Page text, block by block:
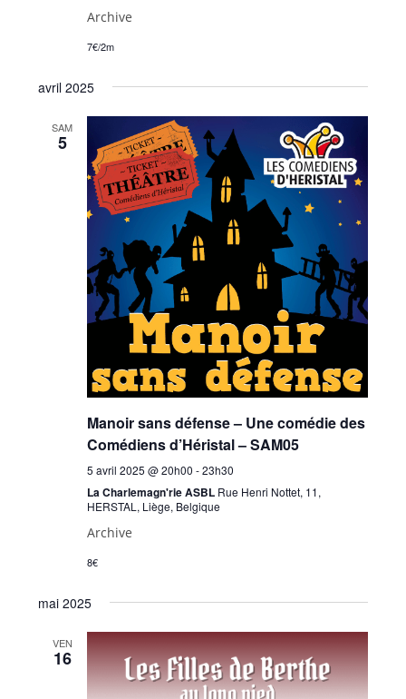
Archive
7€/2m
avril 2025
SAM
5
Manoir sans défense – Une comédie des
Comédiens d’Héristal – SAM05
5 avril 2025 @ 20h00 -23h30
La Charlemagn'rie ASBL Rue Henri Nottet, 11,
HERSTAL, Liège, Belgique
Archive
8€
mai 2025
VEN
16